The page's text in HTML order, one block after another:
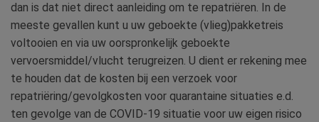
dan is dat niet direct aanleiding om te repatriëren. In de
meeste gevallen kunt u uw geboekte (vlieg)pakketreis
voltooien en via uw oorspronkelijk geboekte
vervoersmiddel/vlucht terugreizen. U dient er rekening mee
te houden dat de kosten bij een verzoek voor
repatriëring/gevolgkosten voor quarantaine situaties e.d.
ten gevolge van de COVID-19 situatie voor uw eigen risico